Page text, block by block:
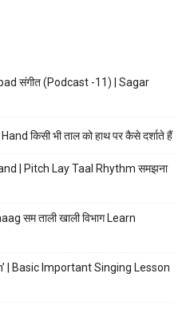
संगीत (Podcast -11) | Sagar
किसी भी ताल को हाथ पर कैसे दर्शाते हैं
| Pitch Lay Taal Rhythm समझना
सम ताली खाली विभाग Learn
| Basic Important Singing Lesson